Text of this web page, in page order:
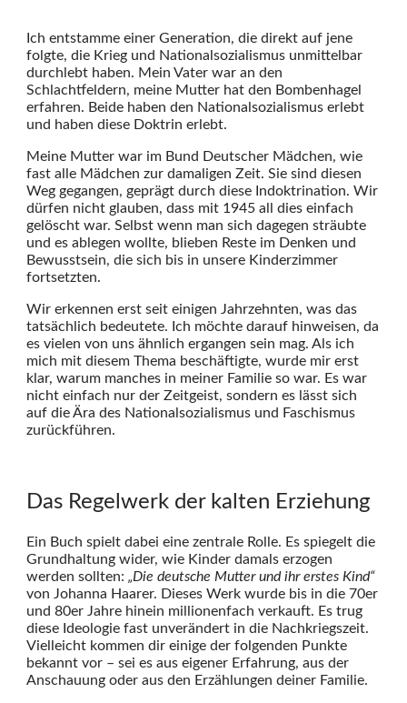
Ich entstamme einer Generation, die direkt auf jene
folgte, die Krieg und Nationalsozialismus unmittelbar
durchlebt haben. Mein Vater war an den
Schlachtfeldern, meine Mutter hat den Bombenhagel
erfahren. Beide haben den Nationalsozialismus erlebt
und haben diese Doktrin erlebt.
Meine Mutter war im Bund Deutscher Mädchen, wie
fast alle Mädchen zur damaligen Zeit. Sie sind diesen
Weg gegangen, geprägt durch diese Indoktrination. Wir
dürfen nicht glauben, dass mit 1945 all dies einfach
gelöscht war. Selbst wenn man sich dagegen sträubte
und es ablegen wollte, blieben Reste im Denken und
Bewusstsein, die sich bis in unsere Kinderzimmer
fortsetzten.
Wir erkennen erst seit einigen Jahrzehnten, was das
tatsächlich bedeutete. Ich möchte darauf hinweisen, da
es vielen von uns ähnlich ergangen sein mag. Als ich
mich mit diesem Thema beschäftigte, wurde mir erst
klar, warum manches in meiner Familie so war. Es war
nicht einfach nur der Zeitgeist, sondern es lässt sich
auf die Ära des Nationalsozialismus und Faschismus
zurückführen.
Das Regelwerk der kalten Erziehung
Ein Buch spielt dabei eine zentrale Rolle. Es spiegelt die
Grundhaltung wider, wie Kinder damals erzogen
werden sollten: „Die deutsche Mutter und ihr erstes Kind“
von Johanna Haarer. Dieses Werk wurde bis in die 70er
und 80er Jahre hinein millionenfach verkauft. Es trug
diese Ideologie fast unverändert in die Nachkriegszeit.
Vielleicht kommen dir einige der folgenden Punkte
bekannt vor – sei es aus eigener Erfahrung, aus der
Anschauung oder aus den Erzählungen deiner Familie.